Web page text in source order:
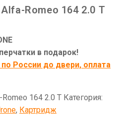
Romeo 164 2.0 T
в подарок!
России до двери, оплата
164 2.0 T Категория:
, Картридж